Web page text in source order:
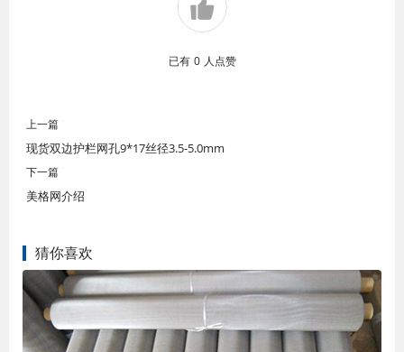
已有 0 人点赞
上一篇
现货双边护栏网孔9*17丝径3.5-5.0mm
下一篇
美格网介绍
猜你喜欢